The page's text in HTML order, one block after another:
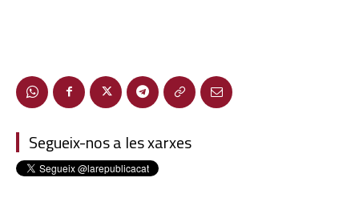
Segueix-nos a les xarxes